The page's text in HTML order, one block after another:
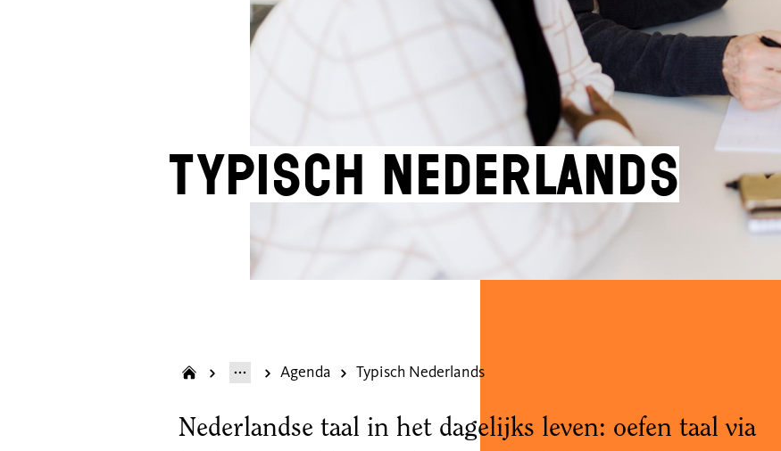
Typisch Nederlands
Agenda Typisch Nederlands
Nederlandse taal in het dagelijks leven: oefen taal via